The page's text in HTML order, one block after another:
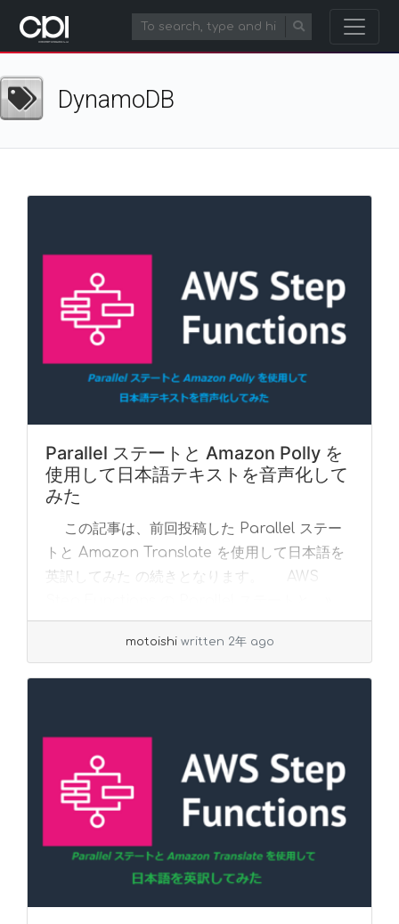
DynamoDB
Parallel ステートと Amazon Polly を
使用して日本語テキストを音声化して
みた
この記事は、前回投稿した Parallel ステー
トと Amazon Translate を使用して日本語を
英訳してみた の続きとなります。 AWS
read more
motoishi written 2年 ago